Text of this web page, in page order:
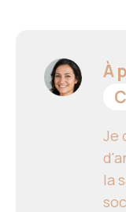
À
Je
la